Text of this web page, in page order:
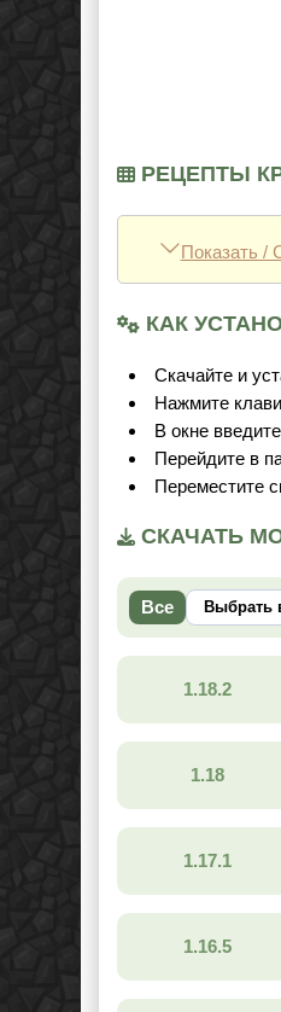
РЕЦЕПТЫ
Показать /
КАК
Cкачайте и
Нажмите
В окне
Перейдите в
Переместите
СКАЧАТЬ
Все
1.18.2
1.18
1.17.1
1.16.5